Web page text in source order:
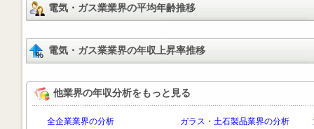
電気・ガス業業界の平均年齢推移
電気・ガス業業界の年収上昇率推移
他業界の年収分析をもっと見る
全企業業界の分析
ガラス・土石製品業界の分析